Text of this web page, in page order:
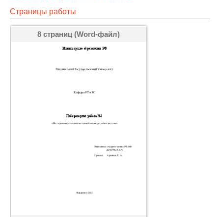
Страницы работы
8 страниц (Word-файл)